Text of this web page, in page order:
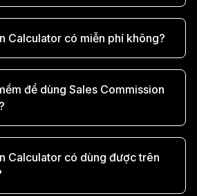
Calculator có miễn phí không?
để dùng Sales Commission
Calculator có dùng được trên